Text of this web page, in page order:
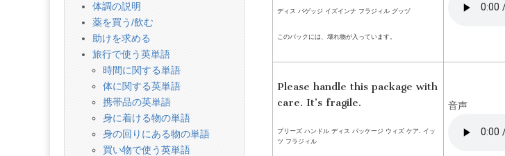
ディス バゲッジ イズインナ フラジィル グッヅ
このバックには、壊れ物が入っています。
Please handle this package with
care. It’s fragile.
プリーズ ハンドル ディス パッケージ ウィズ ケア. イッ
ツ フラジィル
音声
体調の説明
薬を買う/飲む
助けを求める
旅行で使う英単語
時間に関する単語
体に関する英単語
携帯品の英単語
身に着ける物の単語
身の回りにある物の単語
買い物で使う英単語